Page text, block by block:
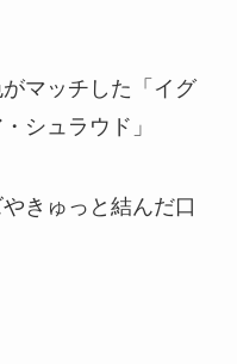
マッチした「イグ
シュラウド」
きゅっと結んだ口